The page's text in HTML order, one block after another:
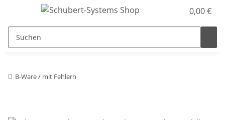
0,00 €
B-Ware / mit Fehlern